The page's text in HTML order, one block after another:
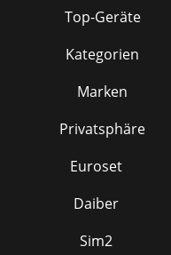
Top-Geräte
Kategorien
Marken
Privatsphäre
Euroset
Daiber
Sim2